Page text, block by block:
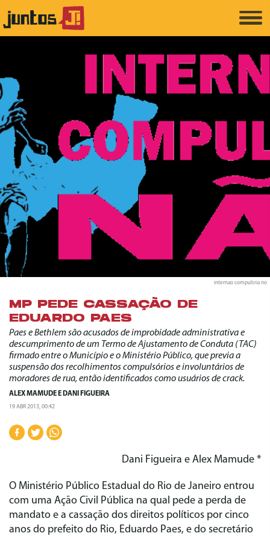
internao compulsria no
MP PEDE CASSAÇÃO DE
EDUARDO PAES
Paes e Bethlem são acusados de improbidade administrativa e
descumprimento de um Termo de Ajustamento de Conduta (TAC)
firmado entre o Município e o Ministério Público, que previa a
suspensão dos recolhimentos compulsórios e involuntários de
moradores de rua, então identificados como usuários de crack.
ALEX MAMUDE E DANI FIGUEIRA
19 ABR 2013, 00:42
Dani Figueira e Alex Mamude *
O Ministério Público Estadual do Rio de Janeiro entrou
com uma Ação Civil Pública na qual pede a perda de
mandato e a cassação dos direitos políticos por cinco
anos do prefeito do Rio, Eduardo Paes, e do secretário